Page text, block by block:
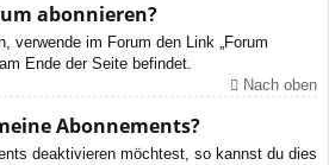
abonnieren?
verwende im Forum den Link „Forum
Ende der Seite befindet.
Nach oben
Abonnements?
deaktivieren möchtest, so kannst du dies